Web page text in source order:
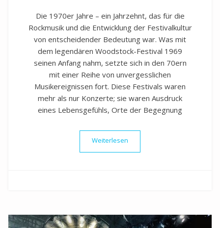
Die 1970er Jahre – ein Jahrzehnt, das für die
Rockmusik und die Entwicklung der Festivalkultur
von entscheidender Bedeutung war. Was mit
dem legendären Woodstock-Festival 1969
seinen Anfang nahm, setzte sich in den 70ern
mit einer Reihe von unvergesslichen
Musikereignissen fort. Diese Festivals waren
mehr als nur Konzerte; sie waren Ausdruck
eines Lebensgefühls, Orte der Begegnung